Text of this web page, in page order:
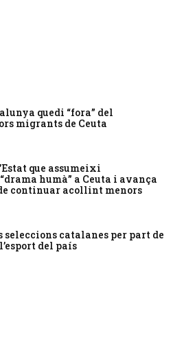
quedi “fora” del
migrants de Ceuta
que assumeixi
humà” a Ceuta i avança
continuar acollint menors
seleccions catalanes per part de
del país